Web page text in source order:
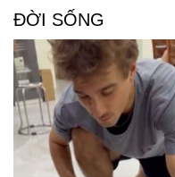
Sức khỏe
Dinh dưỡng - món ngon
Cây thuốc
Sản phụ khoa
Nhi khoa
Nam khoa
Làm đẹp - giảm cân
Phòng mạch online
ĐỜI SỐNG